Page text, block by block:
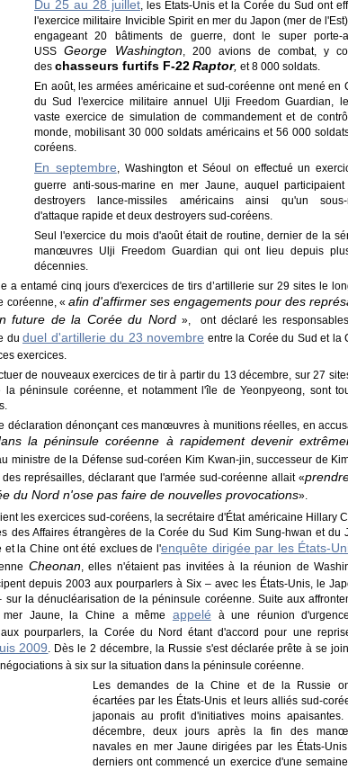
Du 25 au 28 juillet, les États-Unis et la Corée du Sud ont
l'exercice militaire Invicible Spirit en mer du Japon (mer de
engageant 20 bâtiments de guerre, dont le super porte-
USS George Washington, 200 avions de combat, y
des chasseurs furtifs F-22Raptor, et 8 000 soldats.
En août, les armées américaine et sud-coréenne ont mené en
du Sud l'exercice militaire annuel Ulji Freedom Guardian,
vaste exercice de simulation de commandement et de
monde, mobilisant 30 000 soldats américains et 56 000
coréens.
En septembre, Washington et Séoul on effectué un
guerre anti-sous-marine en mer Jaune, auquel
destroyers lance-missiles américains ainsi qu'un sous-
d'attaque rapide et deux destroyers sud-coréens.
Seul l'exercice du mois d'août était de routine, dernier de la
manœuvres Ulji Freedom Guardian qui ont lieu depuis
décennies.
a entamé cinq jours d'exercices de tirs d’artillerie sur 29 sites le
coréenne, « afin d'affirmer ses engagements pour des
future de la Corée du Nord », ont déclaré les
du duel d'artillerie du 23 novembre entre la Corée du Sud et la
exercices.
de nouveaux exercices de tir à partir du 13 décembre, sur 27
péninsule coréenne, et notamment l'île de Yeonpyeong, sont
déclaration dénonçant ces manœuvres à munitions réelles, en
la péninsule coréenne à rapidement devenir
ministre de la Défense sud-coréen Kim Kwan-jin, successeur de
des représailles, déclarant que l'armée sud-coréenne allait «
du Nord n'ose pas faire de nouvelles provocations».
les exercices sud-coréens, la secrétaire d'État américaine Hillary
des Affaires étrangères de la Corée du Sud Kim Sung-hwan et du
et la Chine ont été exclues de l'enquête dirigée par les États-
Cheonan, elles n'étaient pas invitées à la réunion de
depuis 2003 aux pourparlers à Six – avec les États-Unis, le
la dénucléarisation de la péninsule coréenne. Suite aux
Jaune, la Chine a même appelé à une réunion
pourparlers, la Corée du Nord étant d'accord pour une
2009. Dès le 2 décembre, la Russie s'est déclarée prête à se
à six sur la situation dans la péninsule coréenne.
Les demandes de la Chine et de la Russie
écartées par les États-Unis et leurs alliés sud-
japonais au profit d'initiatives moins
décembre, deux jours après la fin des
navales en mer Jaune dirigées par les États-
derniers ont commencé un exercice d'une